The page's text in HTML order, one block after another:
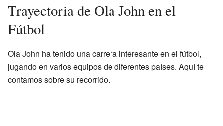
Trayectoria de Ola John en el
Fútbol
Ola John ha tenido una carrera interesante en el fútbol,
jugando en varios equipos de diferentes países. Aquí te
contamos sobre su recorrido.